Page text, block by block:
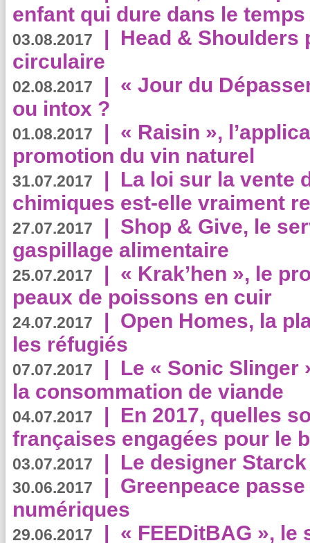
enfant qui dure dans le temps
03.08.2017 | Head & Shoulders
circulaire
02.08.2017 | « Jour du
ou intox ?
01.08.2017 | « Raisin »,
promotion du vin naturel
31.07.2017 | La loi sur la vente
chimiques est-elle vraiment
27.07.2017 | Shop & Give, le
gaspillage alimentaire
25.07.2017 | « Krak’hen », le
peaux de poissons en cuir
24.07.2017 | Open Homes, la
les réfugiés
07.07.2017 | Le « Sonic Slinger
la consommation de viande
04.07.2017 | En 2017, quelles
françaises engagées pour le
03.07.2017 | Le designer
30.06.2017 | Greenpeace
numériques
29.06.2017 | « FEEDitBAG », le